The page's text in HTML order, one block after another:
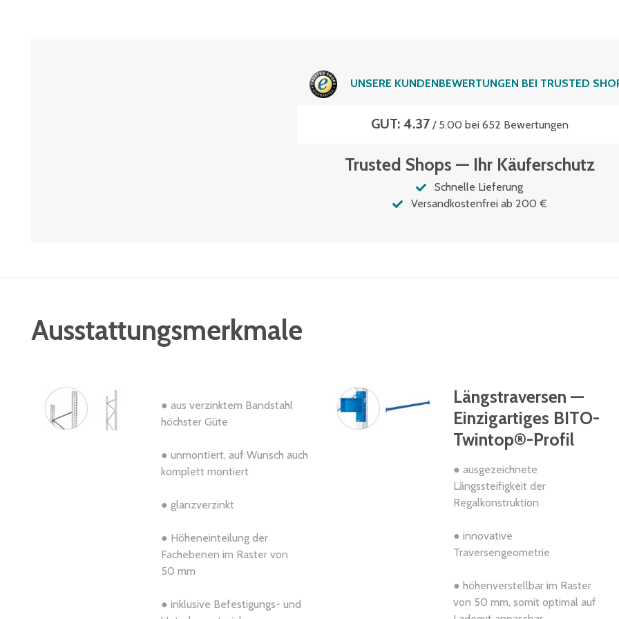
UNSERE KUNDENBEWERTUNGEN BEI TRUSTED
GUT: 4.37/ 5.00 bei 652 Bewertungen
Trusted Shops — Ihr Käuferschutz
Schnelle Lieferung
Versandkostenfrei ab 200 €
Ausstattungsmerkmale
● aus verzinktem Bandstahl
höchster Güte
● unmontiert, auf Wunsch auch
komplett montiert
● glanzverzinkt
● Höheneinteilung der
Fachebenen im Raster von
50 mm
● inklusive Befestigungs- und
Längstraversen —
Einzigartiges BITO-
Twintop®-Profil
● ausgezeichnete
Längssteifigkeit der
Regalkonstruktion
● innovative
Traversengeometrie
● höhenverstellbar im Raster
von 50 mm, somit optimal auf